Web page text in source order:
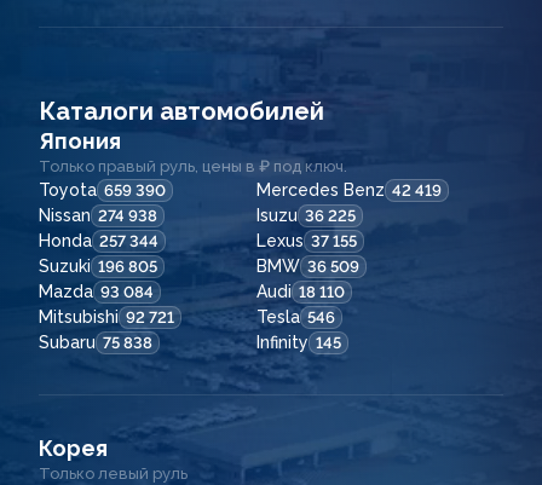
Каталоги автомобилей
Япония
Только правый руль, цены в ₽ под ключ.
Toyota 659 390 Mercedes Benz 42 419
Nissan 274 938 Isuzu 36 225
Honda 257 344 Lexus 37 155
Suzuki 196 805 BMW 36 509
Mazda 93 084 Audi 18 110
Mitsubishi 92 721 Tesla 546
Subaru 75 838 Infinity 145
Корея
Только левый руль